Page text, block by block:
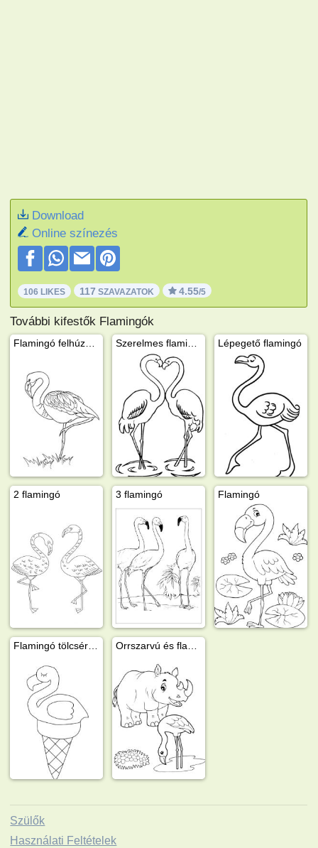
Download
Online színezés
106 LIKES 117 SZAVAZATOK 4.55/5
További kifestők Flamingók
Lépegető flamingó
2 flamingó 3 flamingó Flamingó
Szülők
Használati Feltételek